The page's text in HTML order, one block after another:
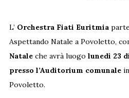
L’ Orchestra Fiati Euritmia
Aspettando Natale a Povoletto,
Nataleche avrà luogo lunedì 23
presso l’Auditorium comunalein
Povoletto.